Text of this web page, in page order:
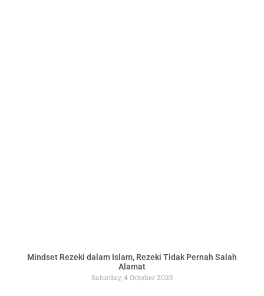
Mindset Rezeki dalam Islam, Rezeki Tidak Pernah Salah
Alamat
Saturday, 4 October 2025